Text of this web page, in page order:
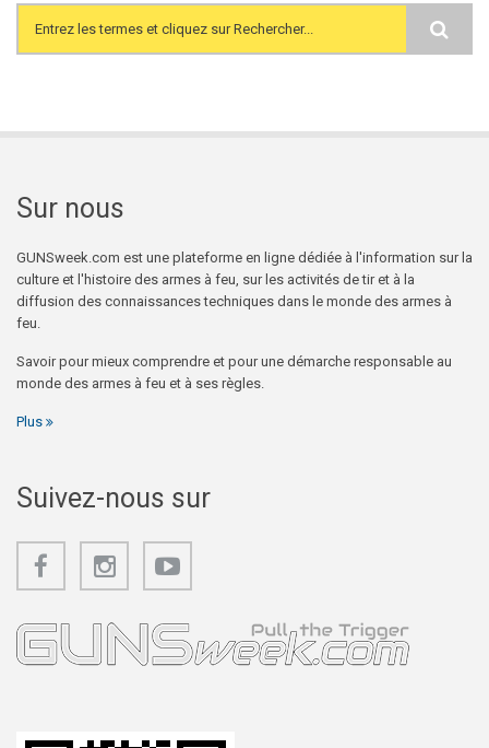
Search form
Sur nous
GUNSweek.com est une plateforme en ligne dédiée à l'information sur la
culture et l'histoire des armes à feu, sur les activités de tir et à la
diffusion des connaissances techniques dans le monde des armes à
feu.
Savoir pour mieux comprendre et pour une démarche responsable au
monde des armes à feu et à ses règles.
Plus
Suivez-nous sur